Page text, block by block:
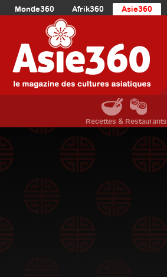
Monde360 Afrik360 Asie360
Europe360
Océanie360
Recettes & Restaurants